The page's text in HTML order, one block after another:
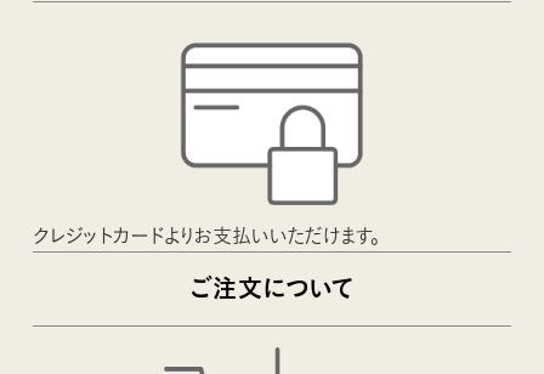
クレジットカードよりお支払いいただけます。
ご注文について